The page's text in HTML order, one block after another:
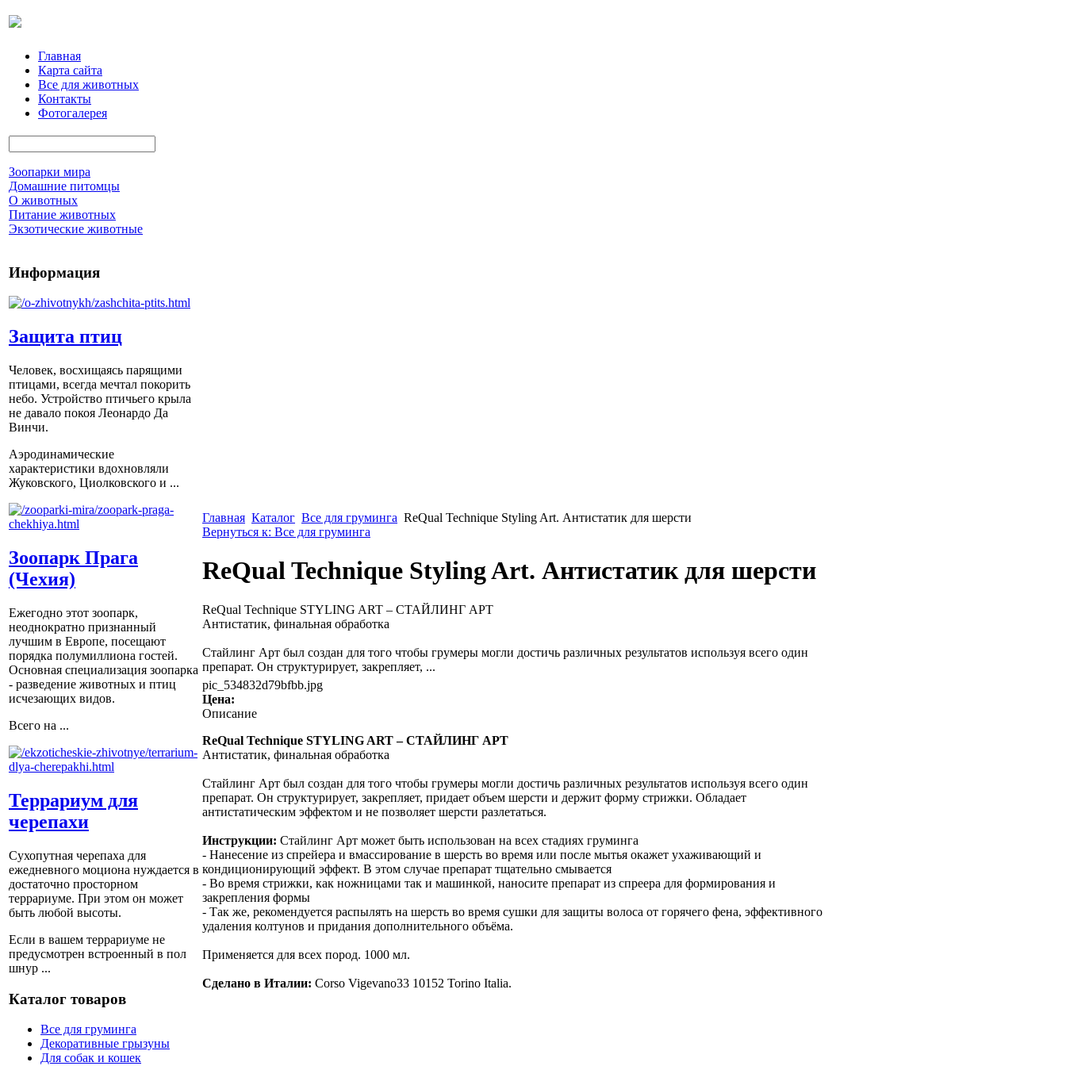
Главная
Карта сайта
Все для животных
Контакты
Фотогалерея
Зоопарки мира
Домашние питомцы
О животных
Питание животных
Экзотические животные
Информация
Защита птиц
Человек, восхищаясь парящими
птицами, всегда мечтал покорить
небо. Устройство птичьего крыла
не давало покоя Леонардо Да
Винчи.
Аэродинамические
характеристики вдохновляли
Жуковского, Циолковского и ...
Зоопарк Прага
(Чехия)
Ежегодно этот зоопарк,
неоднократно признанный
лучшим в Европе, посещают
порядка полумиллиона гостей.
Основная специализация зоопарка
- разведение животных и птиц
исчезающих видов.
Всего на ...
Террариум для
черепахи
Сухопутная черепаха для
ежедневного моциона нуждается в
достаточно просторном
террариуме. При этом он может
быть любой высоты.
Если в вашем террариуме не
предусмотрен встроенный в пол
шнур ...
Каталог товаров
Все для груминга
Декоративные грызуны
Для собак и кошек
Главная Каталог Все для груминга ReQual Technique Styling Art. Антистатик для шерсти
Вернуться к: Все для груминга
ReQual Technique Styling Art. Антистатик для шерсти
ReQual Technique STYLING ART – СТАЙЛИНГ АРТ
Антистатик, финальная обработка
Стайлинг Арт был создан для того чтобы грумеры могли достичь различных результатов используя всего один
препарат. Он структурирует, закрепляет, ...
pic_534832d79bfbb.jpg
Цена:
Описание
ReQual Technique STYLING ART – СТАЙЛИНГ АРТ
Антистатик, финальная обработка
Стайлинг Арт был создан для того чтобы грумеры могли достичь различных результатов используя всего один
препарат. Он структурирует, закрепляет, придает объем шерсти и держит форму стрижки. Обладает
антистатическим эффектом и не позволяет шерсти разлетаться.
Инструкции: Стайлинг Арт может быть использован на всех стадиях груминга
- Нанесение из спрейера и вмассирование в шерсть во время или после мытья окажет ухаживающий и
кондиционирующий эффект. В этом случае препарат тщательно смывается
- Во время стрижки, как ножницами так и машинкой, наносите препарат из спреера для формирования и
закрепления формы
- Так же, рекомендуется распылять на шерсть во время сушки для защиты волоса от горячего фена, эффективного
удаления колтунов и придания дополнительного объёма.
Применяется для всех пород. 1000 мл.
Сделано в Италии: Corso Vigevano33 10152 Torino Italia.